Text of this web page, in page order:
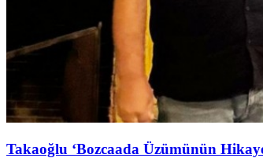
Takaoğlu ‘Bozcaada Üzümünün